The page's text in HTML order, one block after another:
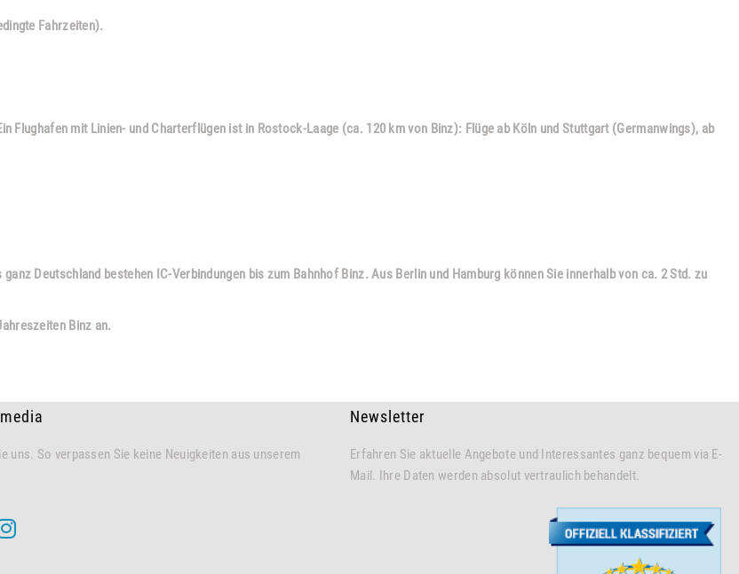
Fahrzeiten).
mit Linien- und Charterflügen ist in Rostock-Laage (ca. 120 km von Binz): Flüge ab Köln und Stuttgart (Germanwings), ab
Deutschland bestehen IC-Verbindungen bis zum Bahnhof Binz. Aus Berlin und Hamburg können Sie innerhalb von ca. 2 Std. zu
Binz an.
uns. So verpassen Sie keine Neuigkeiten aus unserem
Newsletter
Erfahren Sie aktuelle Angebote und Interessantes ganz bequem via E-
Mail. Ihre Daten werden absolut vertraulich behandelt.